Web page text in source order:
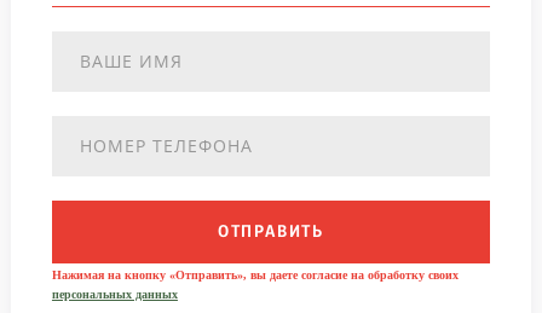
ОТПРАВИТЬ
Нажимая на кнопку «Отправить», вы даете согласие на обработку своих
персональных данных